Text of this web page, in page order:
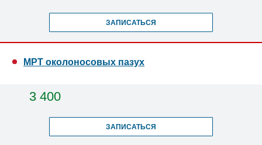
ЗАПИСАТЬСЯ
МРТ околоносовых пазух
3 400
ЗАПИСАТЬСЯ